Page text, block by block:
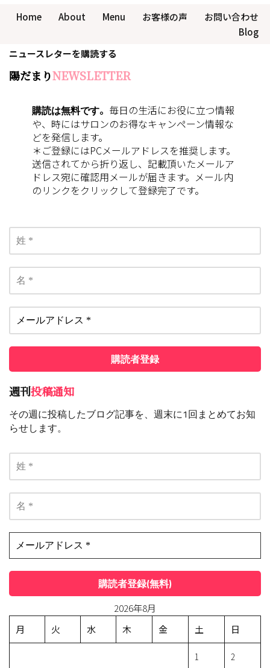
Home About Menu お客様の声
お問い合わせ
Blog
ニュースレターを購読する
陽だまりNEWSLETTER
購読は無料です。 毎日の生活にお役に立つ情報
や、時にはサロンのお得なキャンペーン情報な
どを発信します。
＊ご登録にはPCメールアドレスを推奨します。
送信されてから折り返し、記載頂いたメールア
ドレス宛に確認用メールが届きます。メール内
のリンクをクリックして登録完了です。
週刊投稿通知
その週に投稿したブログ記事を、週末に1回まとめてお知
らせします。
2026年8月
月
火 水 木 金 土 日
1 2